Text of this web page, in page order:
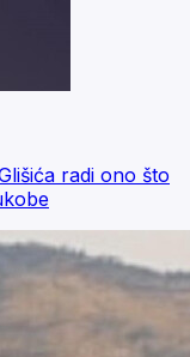
radi ono što